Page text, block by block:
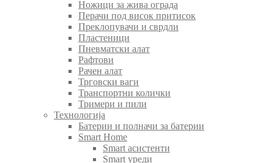
Ножици за жива ограда
Перачи под висок притисок
Преклопувачи и сврдли
Пластеници
Пневматски алат
Рафтови
Рачен алат
Трговски ваги
Транспортни колички
Тримери и пили
Технологија
Батерии и полначи за батерии
Smart Home
Smart асистенти
Smart уреди